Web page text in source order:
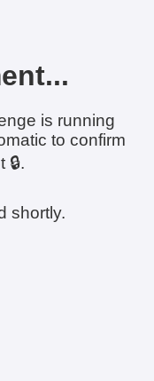
is running
to confirm
shortly.